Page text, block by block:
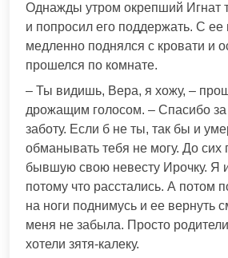
Однажды утром окрепший Игнат
и попросил его поддержать. С
медленно поднялся с кровати и
прошелся по комнате.
– Ты видишь, Вера, я хожу, –
дрожащим голосом. – Спасибо за
заботу. Если б не ты, так бы и
обманывать тебя не могу. До
бывшую свою невесту Ирочку. Я
потому что расстались. А потом
на ноги поднимусь и ее вернуть
меня не забыла. Просто
хотели зятя-калеку.